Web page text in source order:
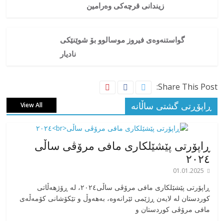
زیندانی قرچەکی وەرامین
گواستنەوەی فیروز موسالوو بۆ شوێنێکی
نادیار
Share This Post:
ڕاپۆڕتی گشتی ساڵانه View All
ڕاپۆرتی پێشێلکاری مافی مرۆڤی ساڵی
٢٠٢٤
01.01.2025
‎ڕاپۆرتی پێشێلکاری مافی مرۆڤی ساڵی٢٠٢٤، له ڕۆژهەڵاتی
کوردستان له لایەن ڕژێمی ئێرانەوە، بە‎هەوڵ و تێکۆشانی کۆمەڵەی
مافی مرۆڤی کوردستان و